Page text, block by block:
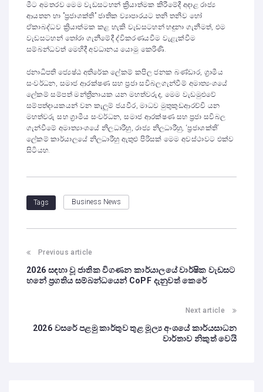
‌මීට අමතරව මෙම වැඩසටහන් ක්‍රියාත්මක කිරීමේදී අදාළ රාජ්‍ය
ආයතන හා ”ප්‍රජාශක්ති” ජාතික ව්‍යාපාරයට තනි තනිව හෝ
ඒකාබද්ධව ක්‍රියාත්මක කළ හැකි වැඩසටහන් හඳුනා ගැනීමත්, එම
වැඩසටහන් තෝරා ගැනීමේදී ද්විකරණයවීම වැළැක්වීම
සම්බන්ධවත් මෙහිදී අවධානය යොමු කෙරිණි.
ජනාධිපති ජ්‍යෙෂ්ඨ අතිරේක ලේකම් කපිල ජනක බණ්ඩාර, ග්‍රාමීය
සංවර්ධන, සමාජ ආරක්ෂණ සහ ප්‍රජා සවිබලගැන්වීම් අමාත්‍යංශයේ
ලේකම් සම්පත් මන්ත්‍රීනායක යන මහත්වරුද, මෙම වැඩමුළුවේ
සම්පත්දායකයන් වන කැලුම් ජයවීර, මාධව මුතුකුඩආරච්චි යන
මහත්වරු සහ ග්‍රාමීය සංවර්ධන, සමාජ ආරක්ෂණ සහ ප්‍රජා සවිබල
ගැන්වීමේ අමාත්‍යාංශයේ නිලධාරීහු, රාජ්‍ය නිලධාරීහු, ‘ප්‍රජාශක්ති’
ලේකම් කාර්යාලයේ නිලධාරීහු ඇතුළු පිරිසක් මෙම අවස්ථාවට එක්ව
සිටියහ.
Tags Business News
Previous article
2026 සඳහා වූ ජාතික විගණන කාර්යාලයේ වාර්ෂික වැඩසට
හනේ ප්‍රගතිය සම්බන්ධයෙන් CoPF දැනුවත් කෙරේ
Next article
2026 වසරේ පළමු කාර්තුව තුළ මූල්‍ය අංශයේ කාර්යසාධන
වාර්තාව නිකුත් වෙයි